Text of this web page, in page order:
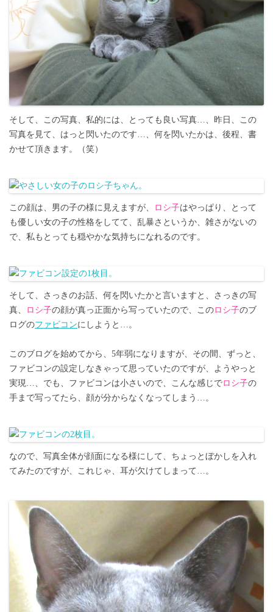
そして、この写真、私的には、とっても良い写真…、昨日、この
写真を見て、はっと閃いたのです…、何を閃いたかは、後程、書
かせて頂きます。（笑）
この顔は、男の子の様に見えますが、 ロシ子はやっぱり、とって
も優しい女の子の性格をしてて、乱暴さというか、雑さがないの
で、私もとっても穏やかな気持ちになれるのです。
そして、さっきのお話、何を閃いたかと言いますと、さっきの写
真、
ロシ子の顔が真っ正面から写っていたので、このロシ子のブ
ログのファビコンにしようと…。
このブログを始めてから、5年弱になりますが、その間、ずっと、
ファビコンの設定しなきゃって思っていたのですが、ようやっと
実現…、でも、ファビコンは小さいので、こんな感じでロシ子の
手まで写ってたら、顔が分からなくなってしまう…。
なので、写真全体が顔面になる様にして、ちょっとぼかしを入れ
てみたのですが、これじゃ、耳が欠けてしまって…。